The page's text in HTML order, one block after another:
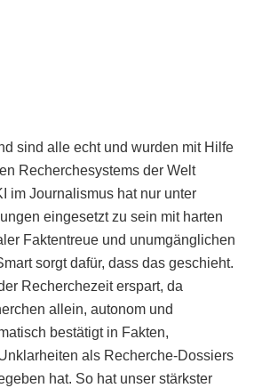
sind alle echt und wurden mit Hilfe
Recherchesystems der Welt
im Journalismus hat nur unter
eingesetzt zu sein mit harten
Faktentreue und unumgänglichen
sorgt dafür, dass das geschieht.
Recherchezeit erspart, da
allein, autonom und
bestätigt in Fakten,
als Recherche-Dossiers
hat. So hat unser stärkster